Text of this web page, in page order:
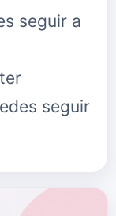
seguir a
seguir